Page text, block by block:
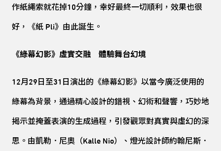
作紙繩索就花掉10分鐘，幸好最終一切順利，效果也很
好，《紙 Pli》由此誕生。
《綠幕幻影》虛實交融 體驗舞台幻境
12月29日至31日演出的《綠幕幻影》以當今廣泛使用的
綠幕為背景，通過精心設計的錯視、幻術和聲響，巧妙地
揭示並掩蓋表演的生成過程，引發觀眾對真實與虛幻的深
思。由凱勒．尼奧（Kalle Nio）、燈光設計師約翰尼斯．